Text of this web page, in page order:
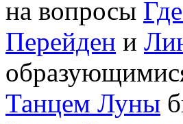
на вопросы
Перейден и
Танцем Луны